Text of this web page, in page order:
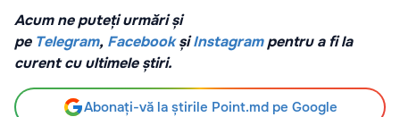
Acum ne puteți urmări și
pe Telegram, Facebook șiInstagrampentru a fi la
curent cu ultimele știri.
Abonați-vă la știrile Point.md pe Google